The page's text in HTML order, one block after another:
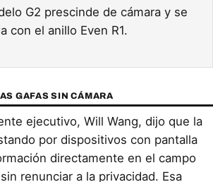
G2 prescinde de cámara y se
con el anillo Even R1.
GAFAS SIN CÁMARA
ejecutivo, Will Wang, dijo que la
por dispositivos con pantalla
directamente en el campo
renunciar a la privacidad. Esa